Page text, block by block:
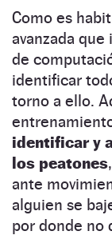
Como es
avanzada que
de
identificar
torno a ello.
identificar y
los peatones
ante
alguien se
por donde no